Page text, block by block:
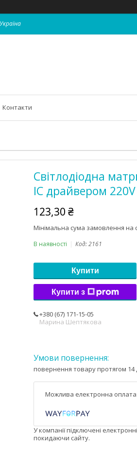
Контакти
Світлодіодна
IC драйвером
123,30 ₴
Мінімальна сума замовлення на
В наявності Код:2161
Купити
Купити з
+380 (67) 171-15-05
Марина Шептякова
повернення товару протягом 14
У компанії підключені
покидаючи сайту.